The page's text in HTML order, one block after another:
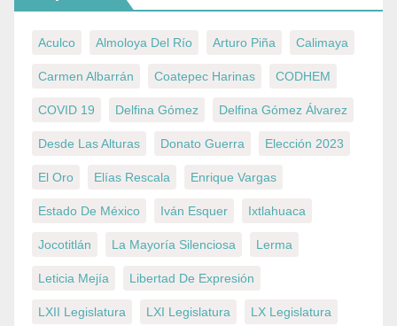
Aculco Almoloya Del Río Arturo Piña Calimaya
Carmen Albarrán Coatepec Harinas CODHEM
COVID 19 Delfina Gómez Delfina Gómez Álvarez
Desde Las Alturas Donato Guerra Elección 2023
El Oro Elías Rescala Enrique Vargas
Estado De México Iván Esquer Ixtlahuaca
Jocotitlán La Mayoría Silenciosa Lerma
Leticia Mejía Libertad De Expresión
LXII Legislatura LXI Legislatura LX Legislatura